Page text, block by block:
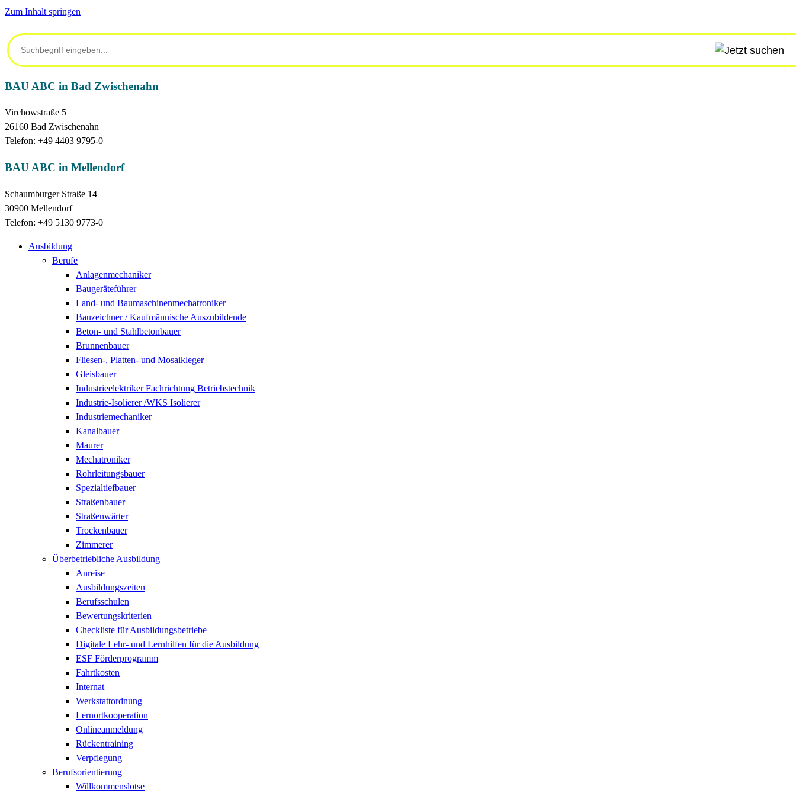
Zum Inhalt springen
BAU ABC in Bad Zwischenahn
Virchowstraße 5
26160 Bad Zwischenahn
Telefon: +49 4403 9795-0
BAU ABC in Mellendorf
Schaumburger Straße 14
30900 Mellendorf
Telefon: +49 5130 9773-0
Ausbildung
Berufe
Anlagenmechaniker
Baugeräteführer
Land- und Baumaschinenmechatroniker
Bauzeichner / Kaufmännische Auszubildende
Beton- und Stahlbetonbauer
Brunnenbauer
Fliesen-, Platten- und Mosaikleger
Gleisbauer
Industrieelektriker Fachrichtung Betriebstechnik
Industrie-Isolierer /WKS Isolierer
Industriemechaniker
Kanalbauer
Maurer
Mechatroniker
Rohrleitungsbauer
Spezialtiefbauer
Straßenbauer
Straßenwärter
Trockenbauer
Zimmerer
Überbetriebliche Ausbildung
Anreise
Ausbildungszeiten
Berufsschulen
Bewertungskriterien
Checkliste für Ausbildungsbetriebe
Digitale Lehr- und Lernhilfen für die Ausbildung
ESF Förderprogramm
Fahrtkosten
Internat
Werkstattordnung
Lernortkooperation
Onlineanmeldung
Rückentraining
Verpflegung
Berufsorientierung
Willkommenslotse